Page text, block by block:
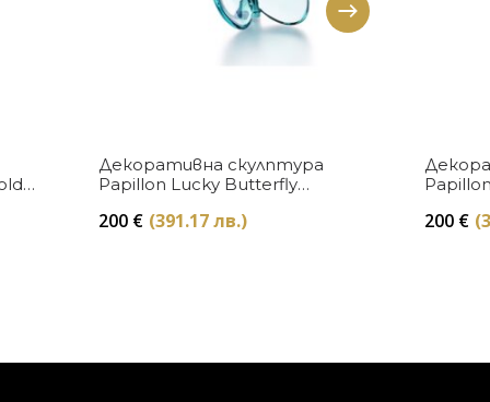
Купи
Декоративна скулптура
Papillon Lucky Butterfly
200 € (391.17 лв.) 200 €